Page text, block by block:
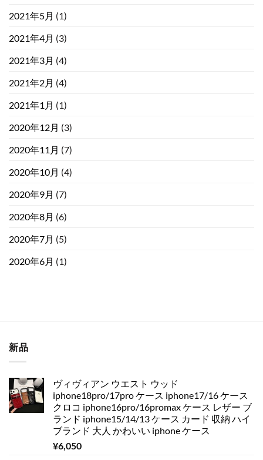
2021年5月 (1)
2021年4月 (3)
2021年3月 (4)
2021年2月 (4)
2021年1月 (1)
2020年12月 (3)
2020年11月 (7)
2020年10月 (4)
2020年9月 (7)
2020年8月 (6)
2020年7月 (5)
2020年6月 (1)
新品
ヴィヴィアン ウエスト ウッド
iphone18pro/17pro ケース iphone17/16 ケース
クロコ iphone16pro/16promax ケース レザー ブ
ランド iphone15/14/13 ケース カード 収納 ハイ
ブランド 大人 かわいい iphone ケース
¥6,050